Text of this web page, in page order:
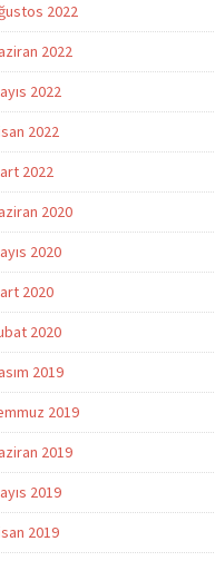
2022
2022
2022
2022
2022
2020
2020
2020
2020
2019
2019
2019
2019
2019